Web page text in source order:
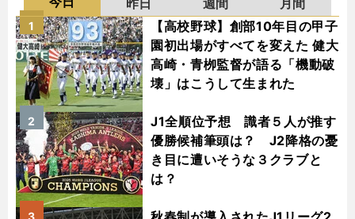
【高校野球】創部10年目の甲子
園初出場がすべてを変えた 健大
高崎・青栁監督が語る「機動破
壊」はこうして生まれた
1
J1全順位予想 識者５人が推す
優勝候補筆頭は？ J2降格の憂
き目に遭いそうな３クラブと
は？
2